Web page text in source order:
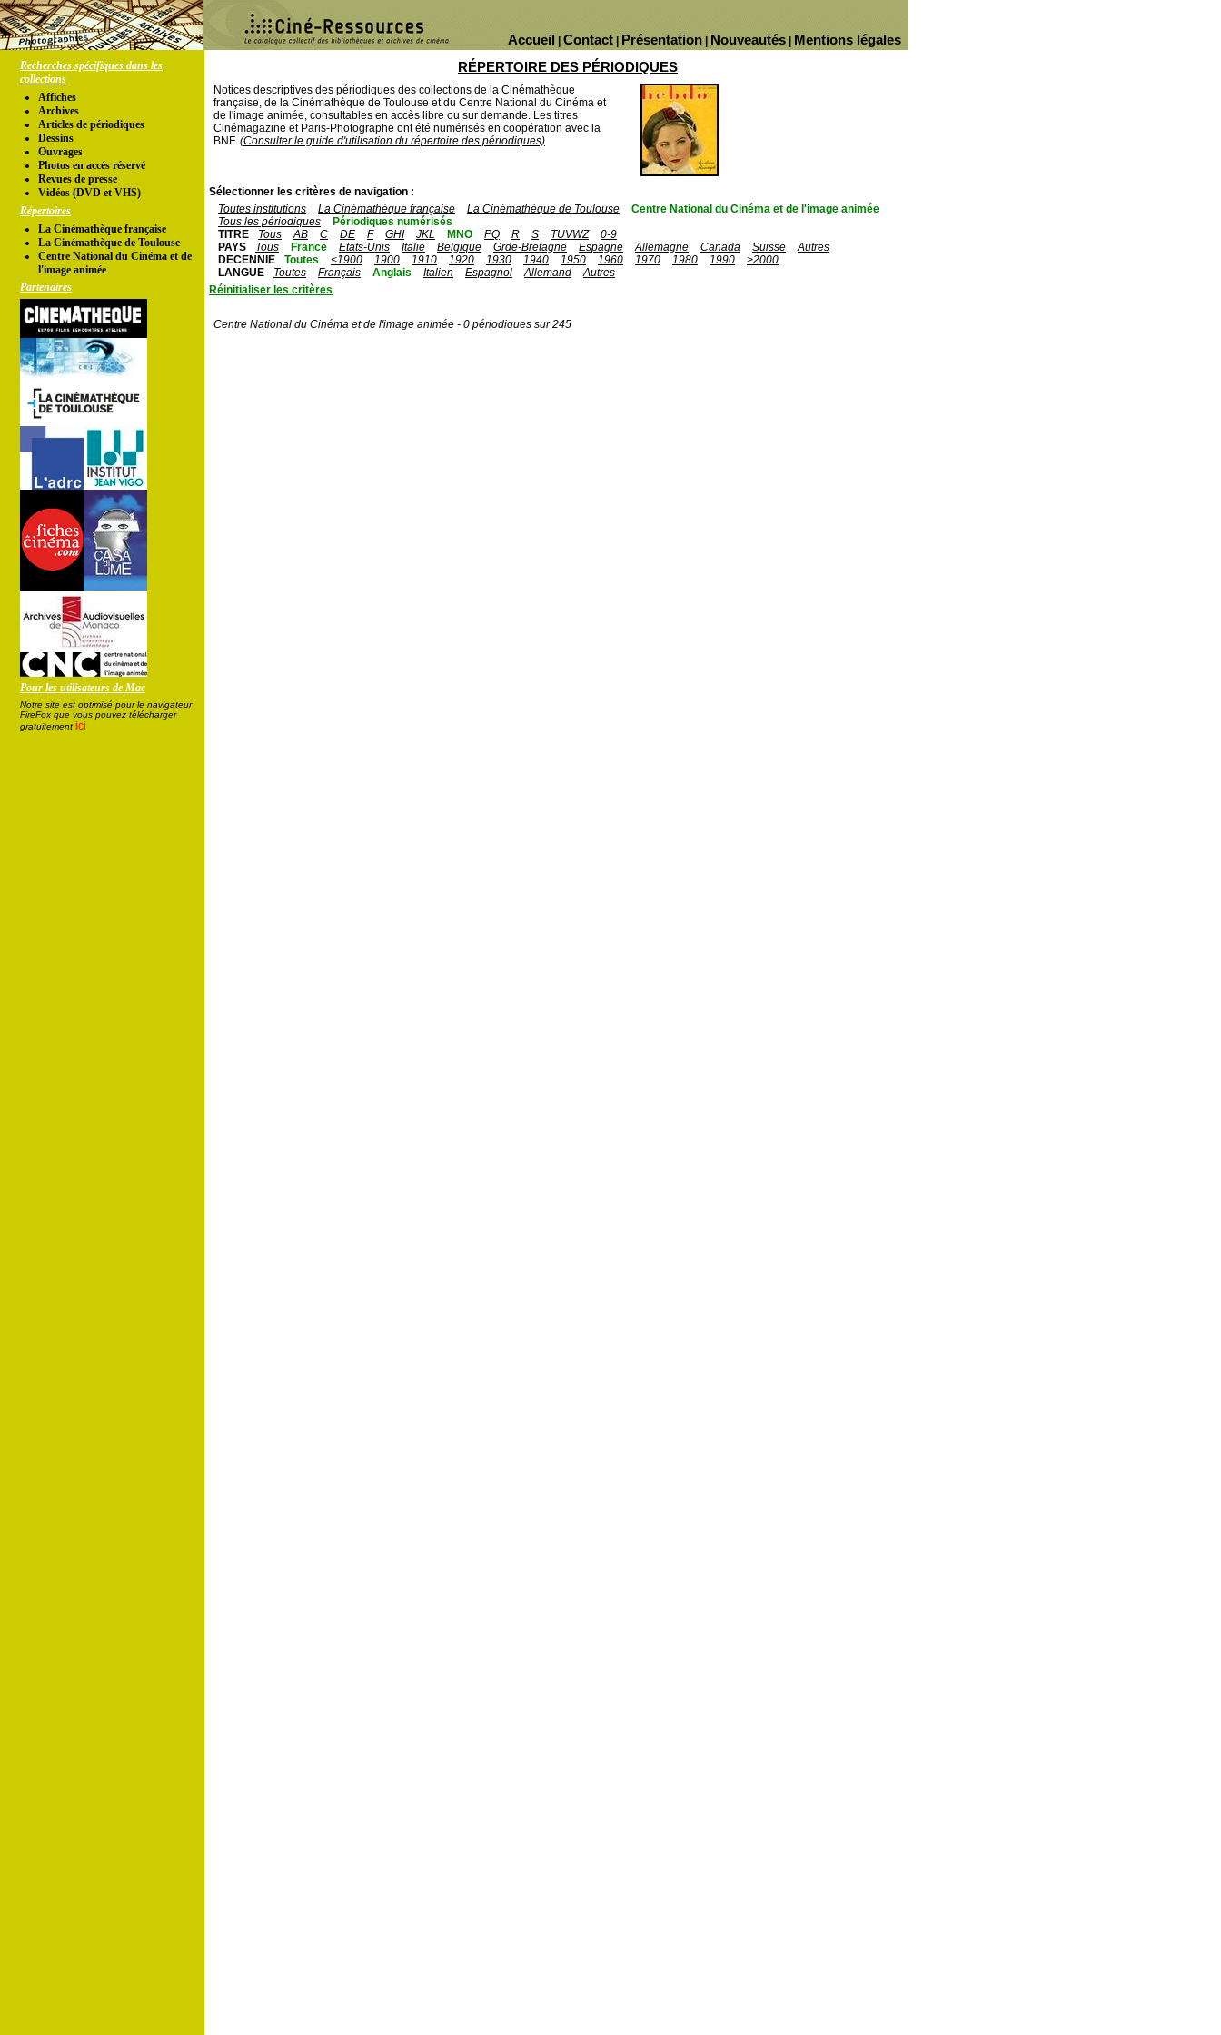
Mentions légales
Nouveautés
Présentation
Contact
Accueil
Recherches spécifiques dans les
collections
Affiches
Archives
Articles de périodiques
Dessins
Ouvrages
Photos en accés réservé
Revues de presse
Vidéos (DVD et VHS)
Répertoires
La Cinémathèque française
La Cinémathèque de Toulouse
Centre National du Cinéma et de
l'image animée
Partenaires
Pour les utilisateurs de Mac
Notre site est optimisé pour le navigateur
FireFox que vous pouvez télécharger
gratuitement ici
RÉPERTOIRE DES PÉRIODIQUES
Notices descriptives des périodiques des collections de la Cinémathèque
française, de la Cinémathèque de Toulouse et du Centre National du Cinéma et
de l'image animée, consultables en accès libre ou sur demande. Les titres
Cinémagazine et Paris-Photographe ont été numérisés en coopération avec la
BNF. (Consulter le guide d'utilisation du répertoire des périodiques)
Sélectionner les critères de navigation :
Toutes institutions
La Cinémathèque française La Cinémathèque de Toulouse
Centre National du Cinéma et de l'image animée
Tous les périodiques
Périodiques numérisés
TITRE
Tous AB C DE F GHI JKL MNO PQ R S TUVWZ
0-9
PAYS
Tous France Etats-Unis Italie Belgique Grde-Bretagne Espagne Allemagne Canada Suisse
Autres
DECENNIE
Toutes <1900 1900 1910 1920 1930 1940 1950 1960 1970 1980 1990
>2000
LANGUE
Toutes Français Anglais Italien Espagnol Allemand
Autres
Réinitialiser les critères
Centre National du Cinéma et de l'image animée - 0 périodiques sur 245